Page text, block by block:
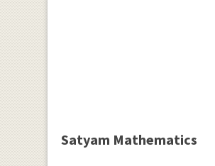
Satyam Mathematics